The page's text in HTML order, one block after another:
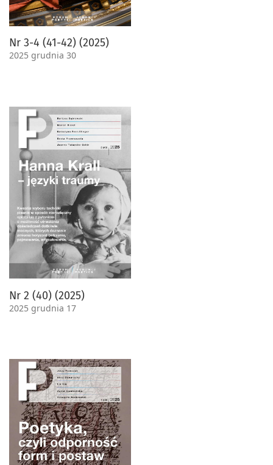
Nr 3-4 (41-42) (2025)
2025 grudnia 30
Nr 2 (40) (2025)
2025 grudnia 17